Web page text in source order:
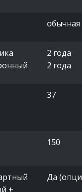
обычная
2 года
2 года
37
150
+
Да